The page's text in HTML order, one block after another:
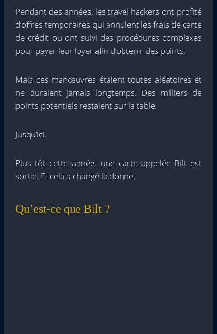
Pendant des années, les travel hackers ont profité
d’offres temporaires qui annulent les frais de carte
de crédit ou ont suivi des procédures complexes
pour payer leur loyer afin d’obtenir des points.
Mais ces manœuvres étaient toutes aléatoires et
ne duraient jamais longtemps. Des milliers de
points potentiels restaient sur la table.
Jusqu’ici.
Plus tôt cette année, une carte appelée Bilt est
sortie. Et cela a changé la donne.
Qu’est-ce que Bilt ?